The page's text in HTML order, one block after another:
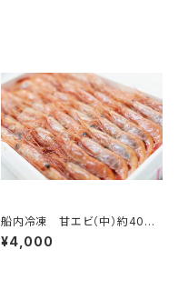
船内冷凍 甘エビ（中）約40
匹 送料別
¥4,000